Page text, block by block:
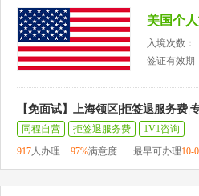
美国个
入境次数：
签证有效期
【免面试】上海领区|拒签退服务费|
同程自营
拒签退服务费
1V1咨询
917人办理 97%满意度 最早可办理10-